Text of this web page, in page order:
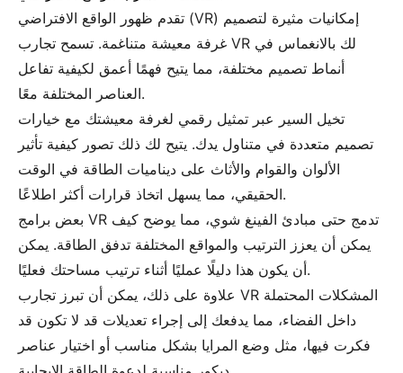
تقدم ظهور الواقع الافتراضي (VR) إمكانيات مثيرة لتصميم
غرفة معيشة متناغمة. تسمح تجارب VR لك بالانغماس في
أنماط تصميم مختلفة، مما يتيح فهمًا أعمق لكيفية تفاعل
العناصر المختلفة معًا.
تخيل السير عبر تمثيل رقمي لغرفة معيشتك مع خيارات
تصميم متعددة في متناول يدك. يتيح لك ذلك تصور كيفية تأثير
الألوان والقوام والأثاث على ديناميات الطاقة في الوقت
الحقيقي، مما يسهل اتخاذ قرارات أكثر اطلاعًا.
بعض برامج VR تدمج حتى مبادئ الفينغ شوي، مما يوضح كيف
يمكن أن يعزز الترتيب والمواقع المختلفة تدفق الطاقة. يمكن
أن يكون هذا دليلًا عمليًا أثناء ترتيب مساحتك فعليًا.
علاوة على ذلك، يمكن أن تبرز تجارب VR المشكلات المحتملة
داخل الفضاء، مما يدفعك إلى إجراء تعديلات قد لا تكون قد
فكرت فيها، مثل وضع المرايا بشكل مناسب أو اختيار عناصر